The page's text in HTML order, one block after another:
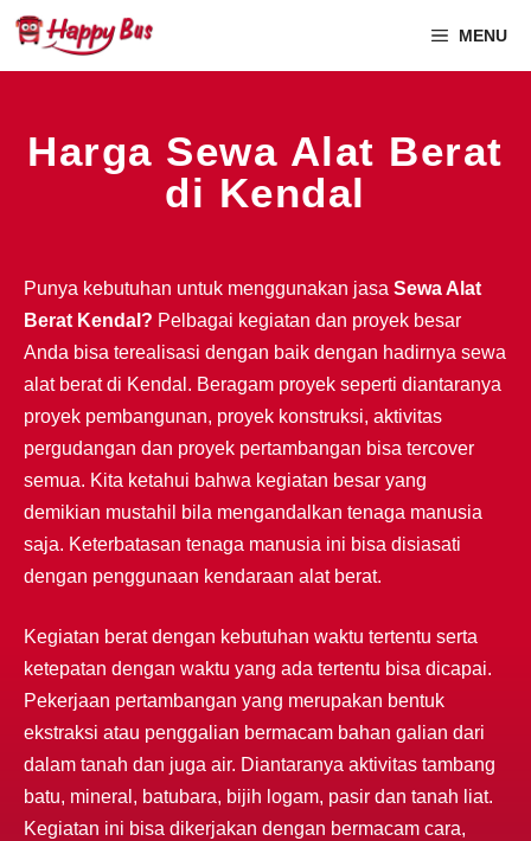
MENU
Harga Sewa Alat Berat
di Kendal
Punya kebutuhan untuk menggunakan jasa Sewa Alat
Berat Kendal? Pelbagai kegiatan dan proyek besar
Anda bisa terealisasi dengan baik dengan hadirnya sewa
alat berat di Kendal. Beragam proyek seperti diantaranya
proyek pembangunan, proyek konstruksi, aktivitas
pergudangan dan proyek pertambangan bisa tercover
semua. Kita ketahui bahwa kegiatan besar yang
demikian mustahil bila mengandalkan tenaga manusia
saja. Keterbatasan tenaga manusia ini bisa disiasati
dengan penggunaan kendaraan alat berat.
Kegiatan berat dengan kebutuhan waktu tertentu serta
ketepatan dengan waktu yang ada tertentu bisa dicapai.
Pekerjaan pertambangan yang merupakan bentuk
ekstraksi atau penggalian bermacam bahan galian dari
dalam tanah dan juga air. Diantaranya aktivitas tambang
batu, mineral, batubara, bijih logam, pasir dan tanah liat.
Kegiatan ini bisa dikerjakan dengan bermacam cara,